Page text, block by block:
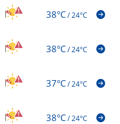
38°C/24°C
38°C/24°C
37°C/24°C
38°C/24°C